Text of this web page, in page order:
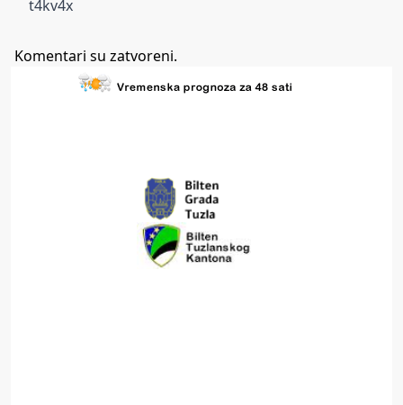
t4kv4x
Komentari su zatvoreni.